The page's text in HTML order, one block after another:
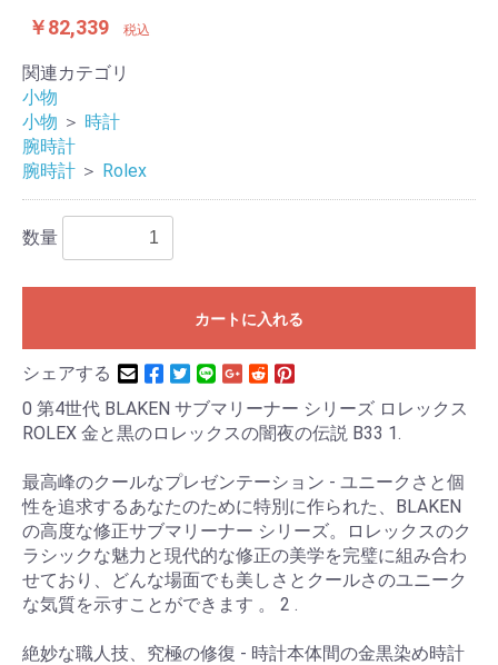
￥82,339 税込
関連カテゴリ
小物
小物 ＞ 時計
腕時計
腕時計 ＞ Rolex
数量
カートに入れる
シェアする
0 第4世代 BLAKEN サブマリーナー シリーズ ロレックス
ROLEX 金と黒のロレックスの闇夜の伝説 B33 1.
最高峰のクールなプレゼンテーション - ユニークさと個
性を追求するあなたのために特別に作られた、BLAKEN
の高度な修正サブマリーナー シリーズ。ロレックスのク
ラシックな魅力と現代的な修正の美学を完璧に組み合わ
せており、どんな場面でも美しさとクールさのユニーク
な気質を示すことができます 。 2 .
絶妙な職人技、究極の修復 - 時計本体間の金黒染め時計